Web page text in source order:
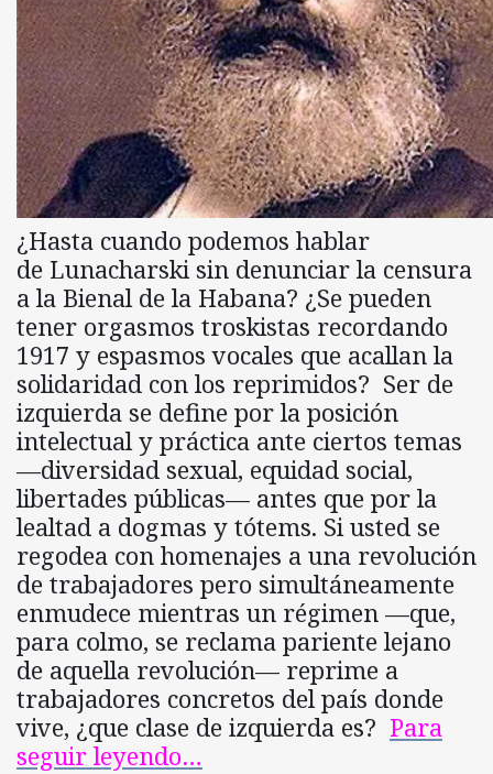
¿Hasta cuando podemos hablar
de Lunacharski sin denunciar la censura
a la Bienal de la Habana? ¿Se pueden
tener orgasmos troskistas recordando
1917 y espasmos vocales que acallan la
solidaridad con los reprimidos? Ser de
izquierda se define por la posición
intelectual y práctica ante ciertos temas
—diversidad sexual, equidad social,
libertades públicas— antes que por la
lealtad a dogmas y tótems. Si usted se
regodea con homenajes a una revolución
de trabajadores pero simultáneamente
enmudece mientras un régimen —que,
para colmo, se reclama pariente lejano
de aquella revolución— reprime a
trabajadores concretos del país donde
vive, ¿que clase de izquierda es? Para
seguir leyendo…